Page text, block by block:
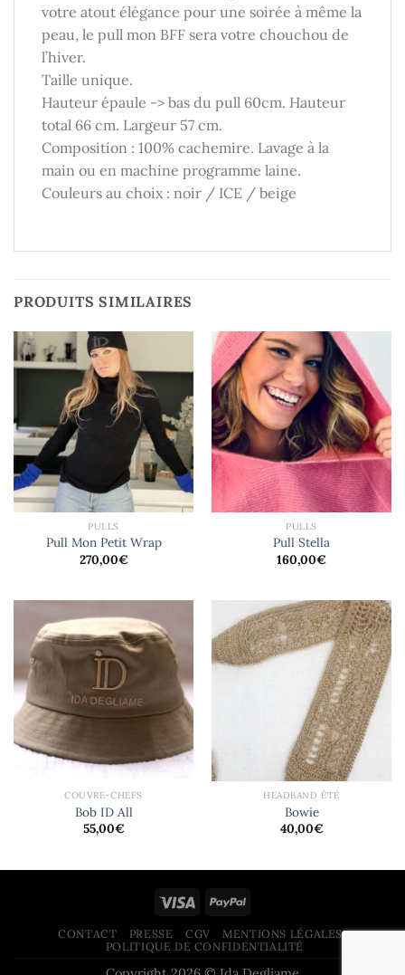
votre atout élégance pour une soirée à même la
peau, le pull mon BFF sera votre chouchou de
l’hiver.
Taille unique.
Hauteur épaule -> bas du pull 60cm. Hauteur
total 66 cm. Largeur 57 cm.
Composition : 100% cachemire. Lavage à la
main ou en machine programme laine.
Couleurs au choix : noir / ICE / beige
PRODUITS SIMILAIRES
PULLS
Pull Mon Petit Wrap
270,00€
PULLS
Pull Stella
160,00€
COUVRE-CHEFS
Bob ID All
55,00€
HEADBAND ÉTÉ
Bowie
40,00€
CONTACT PRESSE CGV
MENTIONS LÉGALES
POLITIQUE DE CONFIDENTIALITÉ